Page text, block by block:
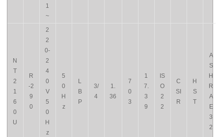
1
~
N
T
2
1
6
0
U
R
-2
9
0
2
2
0-
2
4
0
V
5
0
H
z
5
0
H
z
L
B
P
3/
4
1.
36
7
0
3
1
7.
3
9
IS
O
2
2
C
SI
R
H
S
T
A
S
H
R
A
E
3
2